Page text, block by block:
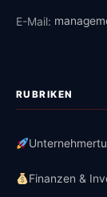
E-Mail:
RUBRIKEN
Finanzen &